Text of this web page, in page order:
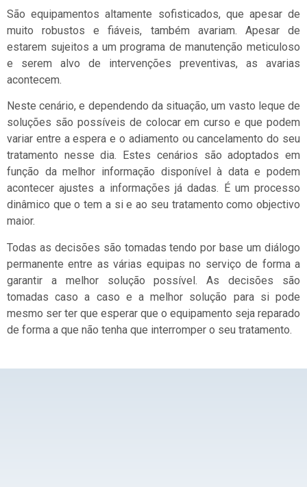
São equipamentos altamente sofisticados, que apesar de
muito robustos e fiáveis, também avariam. Apesar de
estarem sujeitos a um programa de manutenção meticuloso
e serem alvo de intervenções preventivas, as avarias
acontecem.
Neste cenário, e dependendo da situação, um vasto leque de
soluções são possíveis de colocar em curso e que podem
variar entre a espera e o adiamento ou cancelamento do seu
tratamento nesse dia. Estes cenários são adoptados em
função da melhor informação disponível à data e podem
acontecer ajustes a informações já dadas. É um processo
dinâmico que o tem a si e ao seu tratamento como objectivo
maior.
Todas as decisões são tomadas tendo por base um diálogo
permanente entre as várias equipas no serviço de forma a
garantir a melhor solução possível. As decisões são
tomadas caso a caso e a melhor solução para si pode
mesmo ser ter que esperar que o equipamento seja reparado
de forma a que não tenha que interromper o seu tratamento.